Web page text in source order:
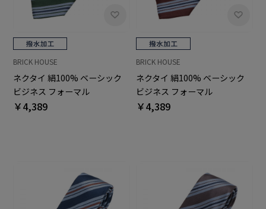
BRICK HOUSE
ネクタイ 絹100% ベーシック
ビジネス フォーマル
￥4,389
BRICK HOUSE
ネクタイ 絹100% ベーシック
ビジネス フォーマル
￥4,389